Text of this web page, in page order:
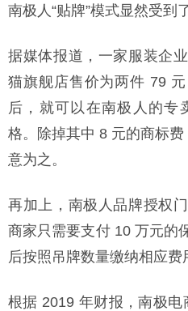
南极人“贴牌”模式显然受到
据媒体报道，一家服装企
猫旗舰店售价为两件 79
后，就可以在南极人的专
格。除掉其中 8 元的商标
意为之。
再加上，南极人品牌授权
商家只需要支付 10 万元的
后按照吊牌数量缴纳相应费
根据 2019 年财报，南极